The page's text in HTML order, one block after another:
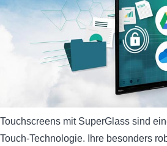
Touchscreens mit SuperGlass sind
Touch-Technologie. Ihre besonders